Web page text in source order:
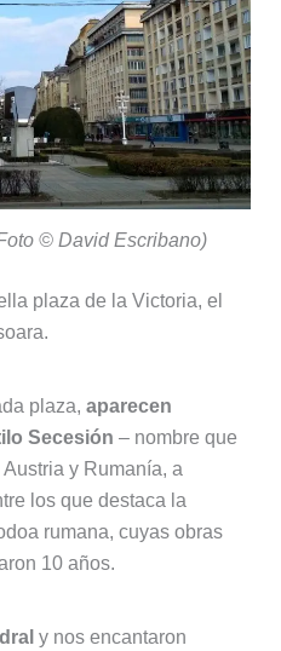
© David Escribano)
plaza de la Victoria, el
plaza, aparecen
Secesión – nombre que
y Rumanía, a
los que destaca la
rumana, cuyas obras
10 años.
y nos encantaron